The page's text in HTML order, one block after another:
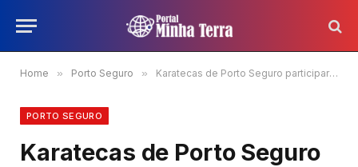
Home » Porto Seguro » Karatecas de Porto Seguro participarão do Campeonato Baiano
PORTO SEGURO
Karatecas de Porto Seguro